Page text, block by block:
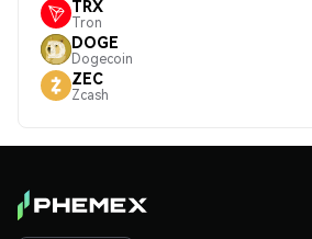
TRX
Tron
DOGE
Dogecoin
ZEC
Zcash